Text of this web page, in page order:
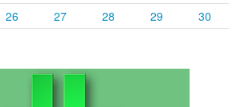
26 27 28 29
30